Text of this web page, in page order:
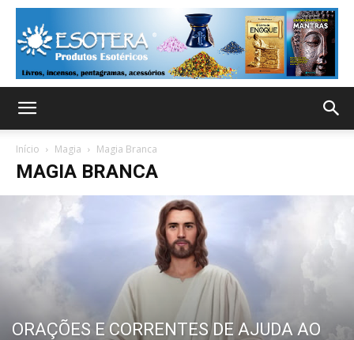
Início Magia Magia Branca
MAGIA BRANCA
ORAÇÕES E CORRENTES DE AJUDA AO